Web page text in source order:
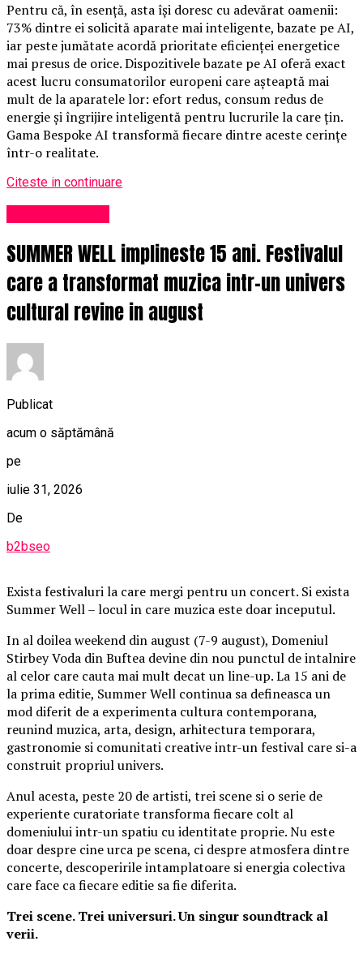
Pentru că, în esență, asta își doresc cu adevărat oamenii:
73% dintre ei solicită aparate mai inteligente, bazate pe AI,
iar peste jumătate acordă prioritate eficienței energetice
mai presus de orice. Dispozitivele bazate pe AI oferă exact
acest lucru consumatorilor europeni care așteaptă mai
mult de la aparatele lor: efort redus, consum redus de
energie și îngrijire inteligentă pentru lucrurile la care țin.
Gama Bespoke AI transformă fiecare dintre aceste cerințe
într-o realitate.
Citeste in continuare
SUMMER WELL implineste 15 ani. Festivalul
care a transformat muzica intr-un univers
cultural revine in august
Publicat
acum o săptămână
pe
iulie 31, 2026
De
b2bseo
Exista festivaluri la care mergi pentru un concert. Si exista
Summer Well – locul in care muzica este doar inceputul.
In al doilea weekend din august (7-9 august), Domeniul
Stirbey Voda din Buftea devine din nou punctul de intalnire
al celor care cauta mai mult decat un line-up. La 15 ani de
la prima editie, Summer Well continua sa defineasca un
mod diferit de a experimenta cultura contemporana,
reunind muzica, arta, design, arhitectura temporara,
gastronomie si comunitati creative intr-un festival care si-a
construit propriul univers.
Anul acesta, peste 20 de artisti, trei scene si o serie de
experiente curatoriate transforma fiecare colt al
domeniului intr-un spatiu cu identitate proprie. Nu este
doar despre cine urca pe scena, ci despre atmosfera dintre
concerte, descoperirile intamplatoare si energia colectiva
care face ca fiecare editie sa fie diferita.
Trei scene. Trei universuri. Un singur soundtrack al
verii.